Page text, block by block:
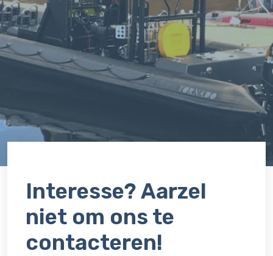
Interesse? Aarzel
niet om ons te
contacteren!